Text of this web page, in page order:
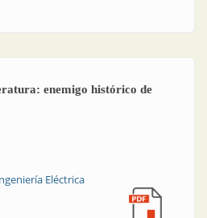
enemigo histórico de
Eléctrica